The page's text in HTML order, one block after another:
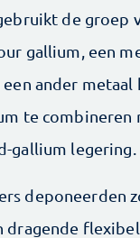
de groep
gallium, een
ander metaal
te combineren
gallium legering.
deponeerden
dragende